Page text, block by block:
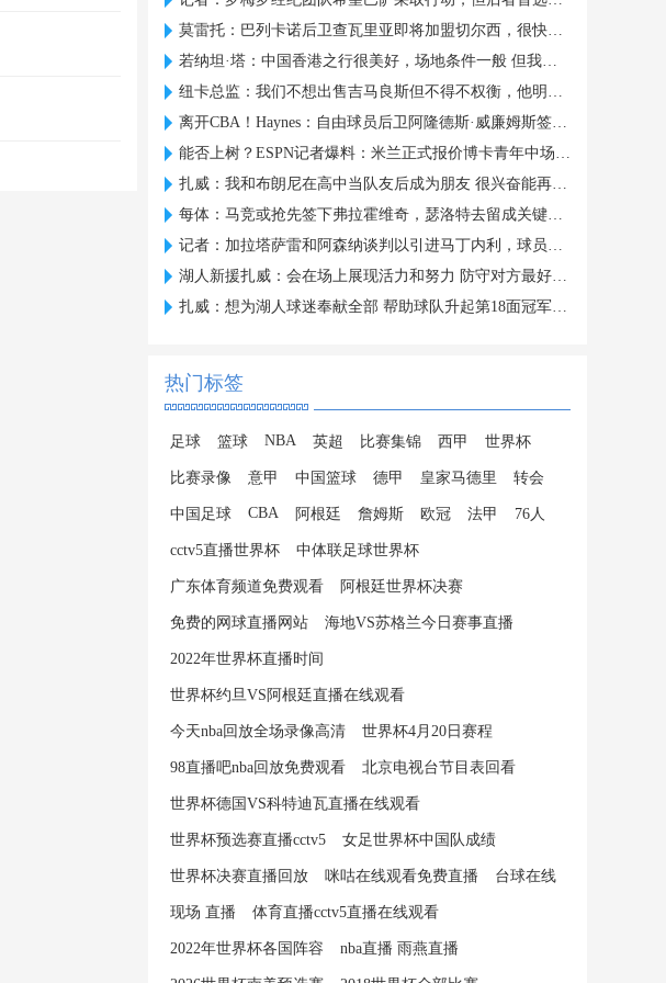
莫雷托：巴列卡诺后卫查瓦里亚即将加盟切尔西，很快就会官方宣布
若纳坦·塔：中国香港之行很美好，场地条件一般 但我们踢得不错
纽卡总监：我们不想出售吉马良斯但不得不权衡，他明确说出了意愿
离开CBA！Haynes：自由球员后卫阿隆德斯·威廉姆斯签约奇才
能否上树？ESPN记者爆料：米兰正式报价博卡青年中场帕雷德斯
扎威：我和布朗尼在高中当队友后成为朋友 很兴奋能再次并肩作战
每体：马竞或抢先签下弗拉霍维奇，瑟洛特去留成关键变量
记者：加拉塔萨雷和阿森纳谈判以引进马丁内利，球员合同明夏到期
湖人新援扎威：会在场上展现活力和努力 防守对方最好的球员
扎威：想为湖人球迷奉献全部 帮助球队升起第18面冠军旗帜
热门标签
足球 篮球 NBA 英超 比赛集锦 西甲 世界杯
比赛录像 意甲 中国篮球 德甲 皇家马德里 转会
中国足球 CBA 阿根廷 詹姆斯 欧冠 法甲 76人
cctv5直播世界杯 中体联足球世界杯
广东体育频道免费观看 阿根廷世界杯决赛
免费的网球直播网站 海地VS苏格兰今日赛事直播
2022年世界杯直播时间
世界杯约旦VS阿根廷直播在线观看
今天nba回放全场录像高清 世界杯4月20日赛程
98直播吧nba回放免费观看 北京电视台节目表回看
世界杯德国VS科特迪瓦直播在线观看
世界杯预选赛直播cctv5 女足世界杯中国队成绩
世界杯决赛直播回放 咪咕在线观看免费直播 台球在线
现场 直播 体育直播cctv5直播在线观看
2022年世界杯各国阵容 nba直播 雨燕直播